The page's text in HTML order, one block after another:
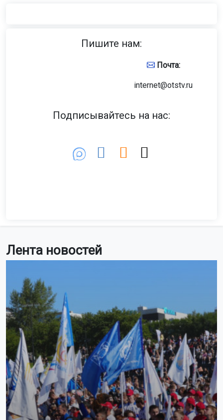
Лента новостей
Пишите нам:
Почта:
internet@otstv.ru
Подписывайтесь на нас: